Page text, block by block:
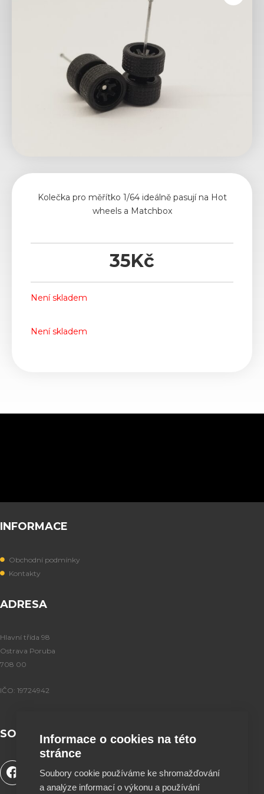
Kolečka pro měřítko 1/64 ideálně pasují na Hot
wheels a Matchbox
35Kč
Není skladem
Není skladem
INFORMACE
Obchodní podmínky
Kontakty
ADRESA
Hlavní třída 98
Ostrava Poruba
708 00
IČO: 19724942
SOCIÁLNÍ SÍTĚ
F
a
o
u
i
k
n
s
Informace o cookies na této
stránce
Soubory cookie používáme ke shromažďování
a analýze informací o výkonu a používání